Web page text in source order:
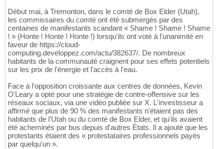
Début mai, à Tremonton, dans le comté de Box Elder (Utah),
les commissaires du comté ont été submergés par des
centaines de manifestants scandant « Shame ! Shame ! Shame
! » (Honte ! Honte ! Honte !) lorsqu'ils ont voté à l'unanimité en
faveur de https://cloud-
computing.developpez.com/actu/382637/. De nombreux
habitants de la communauté craignent pour ses effets potentiels
sur les prix de l'énergie et l'accès à l'eau.
Face à l'opposition croissante aux centres de données, Kevin
O'Leary a opté pour une stratégie de contre-offensive sur les
réseaux sociaux, via une vidéo publiée sur X. L'investisseur a
affirmé que plus de 90 % des manifestants n'étaient pas des
habitants de l'Utah ou du comté de Box Elder, et qu'ils avaient
été acheminés par bus depuis d'autres États. Il a ajouté que les
protestants étaient des « protestataires professionnels payés
par quelqu'un ».